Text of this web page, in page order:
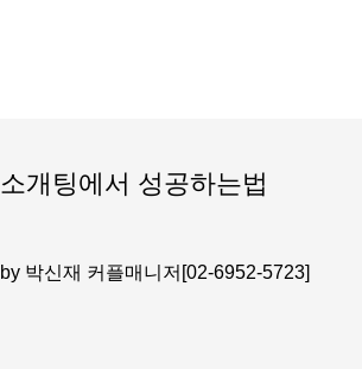
소개팅에서 성공하는법
by 박신재 커플매니저[02-6952-5723]